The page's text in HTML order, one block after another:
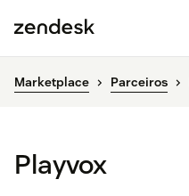
Marketplace Parceiros
Playvox